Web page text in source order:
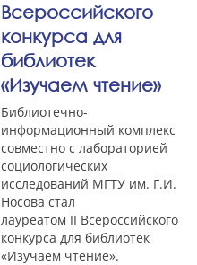
Всероссийского
конкурса для
библиотек
«Изучаем чтение»
Библиотечно-
информационный комплекс
совместно с лабораторией
социологических
исследований МГТУ им. Г.И.
Носова стал
лауреатом II Всероссийского
конкурса для библиотек
«Изучаем чтение».